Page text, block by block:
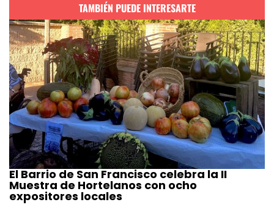
TAMBIÉN PUEDE INTERESARTE
El Barrio de San Francisco celebra la II
Muestra de Hortelanos con ocho
expositores locales